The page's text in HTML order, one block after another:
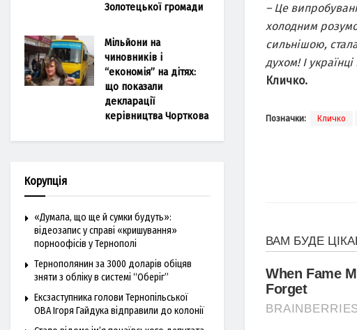
– Це
холодним
сильнішою,
духом! І
Кличко.
Позначки: Кличко
Золотецької громади
Мільйони на
чиновників і
“економія” на дітях:
що показали
декларації
керівництва Чорткова
Корупція
«Думала, що ще й сумки будуть»:
відеозапис у справі «кришування»
порноофісів у Тернополі
Тернополянин за 3000 доларів обіцяв
зняти з обліку в системі “Оберіг”
Ексзаступника голови Тернопільської
ОВА Ігоря Гайдука відправили до колонії